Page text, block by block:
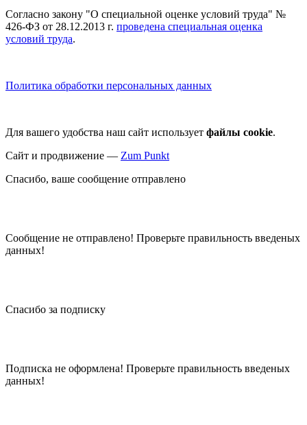
Согласно закону "О специальной оценке условий труда" №
426-ФЗ от 28.12.2013 г. проведена специальная оценка
условий труда.
Политика обработки персональных данных
Для вашего удобства наш сайт использует файлы cookie.
Сайт и продвижение — Zum Punkt
Спасибо, ваше сообщение отправлено
Сообщение не отправлено! Проверьте правильность введеных
данных!
Спасибо за подписку
Подписка не оформлена! Проверьте правильность введеных
данных!